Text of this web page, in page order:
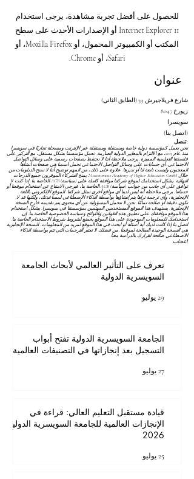
للحصول على أفضل تجربة مشاهدة، يرجى استخدام
Internet Explorer 11 أو الإصدارات الأحدث على سطح
المكتب أو الكمبيوتر المحمول، أو Mozilla Firefox، أو
Safari، أو Chrome.
عنوان
شارع فريلاجيرش 39 (الطابق الثاني)
8047 زيورخ
سويسرا
(اتصل بنا)
تنصل:
نحن نعمل كمؤسسة دولية خاصة ومستقلة ومستقلة عبر الإنترنت ومسجلة تجاريًا في سويسرا
منذ عام 2013، مع الالتزام بالمعايير الدولية الصارمة. تعمل مؤسستنا بشكل مستقل، مع التركيز على
فلسفتنا التعليمية المميزة. يرجى ملاحظة أننا لا نحتفظ بصفحات رسمية على وسائل التواصل
الاجتماعي. أي حسابات على وسائل التواصل الاجتماعي تحمل اسمنا هي صفحات أنشأها
المعجبون وليست تابعة لنا أو نديرها. علاوة على ذلك، من المهم توضيح أننا لا نمنح الدبلومات من
خلال Autonomous Academy of Higher Education GmbH؛ يمنح الشركاء الموقرون جميع الدرجات
النهائية. يشكل استخدامك لموقع شركتنا موافقة كاملة على (سياسة) AGB
الخاصة بنا. إذا كنت لا
توافق على أي جانب من جوانب (سياسة) AGB
الخاصة بنا، فيرجى الامتناع عن استخدام موقعنا أو
خدماتنا. يرجى ملاحظة أنه ليس لدينا أي مواقع أخرى تمثل شركتنا. الموقع الإلكتروني باللغة
الإنجليزية، وأي ترجمة تراها يتم إنشاؤها بواسطة الذكاء الاصطناعي لمساعدتك، ولكنها قد لا
تكون دقيقة أو صالحة تمامًا. نحن لا نتحمل المسؤولية عن أي محتوى يتم تقديمه خارج النسخة
الإنجليزية. يستهدف هذا الموقع المستخدمين المهتمين بمؤسستنا في سويسرا. يشكل استخدام
هذا الموقع موافقتك على تطبيق هذه القوانين واللوائح وسياسة الخصوصية الخاصة بنا. إن
استخدامك للمعلومات الموجودة على هذا الموقع يخضع لشروط شروط الاستخدامالخاصة بنا.
اتصل بنا إذا كانت لديك أية أسئلة أو ابحث في هذا الموقع لمزيد من المعلومات. النسخة الإنجليزية
هي النسخة الوحيدة الصالحة لموقعنا. من فضلك لا تعتبر الترجمات التي تتم بواسطة الذكاء
الاصطناعي صالحة لقرارك بالدراسة معنا.
اعجاب
تعرف على التأثير العالمي لأبحاث الجامعة
السويسرية الدولية
29 يوليو
الجامعة السويسرية الدولية تفتح أبواب
التسجيل بعد إنجازاتها في التصنيفات العالمية
27 يوليو
قيادة مستقبل التعليم العالي: قراءة في
الإنجازات العالمية للجامعة السويسرية الدولية
2026
25 يوليو